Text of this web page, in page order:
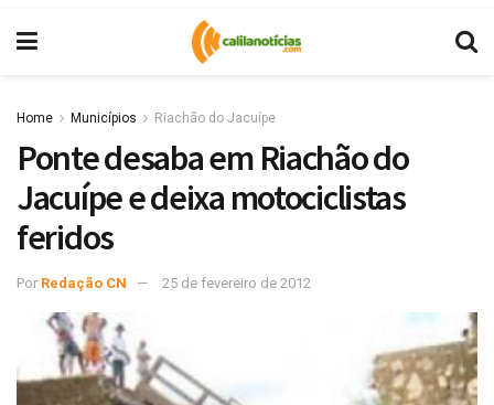
Home Municípios Riachão do Jacuípe
Ponte desaba em Riachão do
Jacuípe e deixa motociclistas
feridos
Por Redação CN 25 de fevereiro de 2012